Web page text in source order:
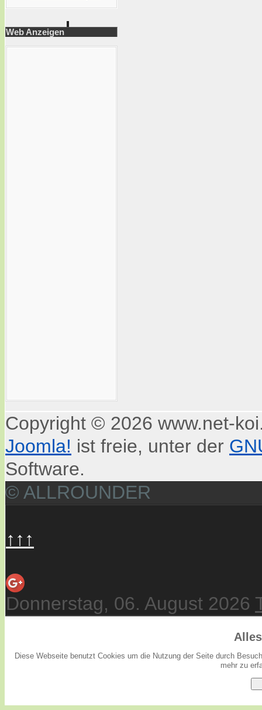
Web Anzeigen
Copyright © 2026 www.net-
Joomla! ist freie, unter der
Software.
© ALLROUNDER
↑↑↑
Donnerstag, 06. August 2026
Diese Webseite benutzt Cookies um die Nutzung der Seite durch
mehr zu